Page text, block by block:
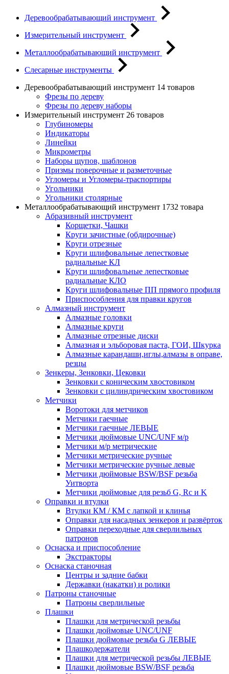
Деревообрабатывающий инструмент
Измерительный инструмент
Металлообрабатывающий инструмент
Слесарные инструменты
Деревообрабатывающий инструмент 14 товаров
Фрезы по дереву
Фрезы по дереву наборы
Измерительный инструмент 26 товаров
Глубиномеры
Индикаторы
Линейки
Микрометры
Наборы щупов, шаблонов
Призмы поверочные и разметочные
Угломеры и Угломеры-траспортиры
Угольники
Угольники столярные
Металлообрабатывающий инструмент 1732 товара
Абразивный инструмент
Корщетки, Чашки
Круги зачистные (обдирочные)
Круги отрезные
Круги шлифовальные лепестковые
радиальные КЛ
Круги шлифовальные лепестковые
радиальные КЛО
Круги шлифовальные ПП прямого профиля
Приспособления для правки кругов
Алмазный инструмент
Алмазные головки
Алмазные круги
Алмазные отрезные диски
Алмазная и эльборовая паста, ГОИ, Шкурка
Алмазные карандаши,иглы,алмазы в оправе,
резцы
Зенкеры, Зенковки, Цековки
Зенковки с коническим хвостовиком
Зенковки с цилиндрическим хвостовиком
Метчики
Воротоки для метчиков
Метчики гаечные
Метчики гаечные ЛЕВЫЕ
Метчики дюймовые UNC/UNF м/р
Метчики м/р метрические
Метчики метрические ручные
Метчики метрические ручные левые
Метчики дюймовые BSW/BSF резьба
Уитворта
Метчики дюймовые для резьб G, Rc и K
Оправки и втулки
Втулки КМ / КМ с лапкой и клинья
Оправки для насадных зенкеров и развёрток
Оправки переходные для сверлильных
патронов
Оснаска и приспособление
Экстракторы
Оснаска станочная
Центры и задние бабки
Державки (накатки) и ролики
Патроны станочные
Патроны сверлильные
Плашки
Плашки для метрической резьбы
Плашки дюймовые UNC/UNF
Плашки дюймовые резьба G ЛЕВЫЕ
Плашкодержатели
Плашки для метрической резьбы ЛЕВЫЕ
Плашки дюймовые BSW/BSF резьба